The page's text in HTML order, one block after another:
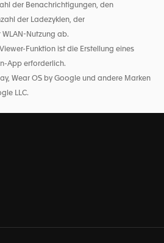
der Benachrichtigungen, den
der Ladezyklen, der
Nutzung ab.
Funktion ist die Erstellung eines
App erforderlich.
Wear OS by Google und andere Marken
LLC.